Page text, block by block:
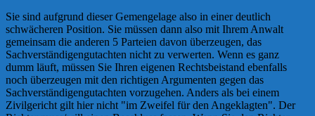
Sie sind aufgrund dieser Gemengelage also in einer deutlich
schwächeren Position. Sie müssen dann also mit Ihrem Anwalt
gemeinsam die anderen 5 Parteien davon überzeugen, das
Sachverständigengutachten nicht zu verwerten. Wenn es ganz
dumm läuft, müssen Sie Ihren eigenen Rechtsbeistand ebenfalls
noch überzeugen mit den richtigen Argumenten gegen das
Sachverständigengutachten vorzugehen. Anders als bei einem
Zivilgericht gilt hier nicht "im Zweifel für den Angeklagten". Der